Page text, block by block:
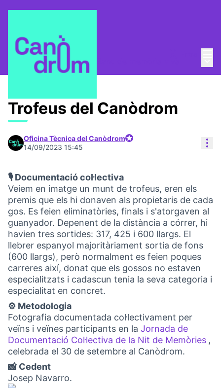
Taula de Memòries / 📸 Banc de memòria viva
Trofeus del Canòdrom
Oficina Tècnica del Canòdrom
14/09/2023 15:45
🎙️ Documentació col·lectiva
Veiem en imatge un munt de trofeus, eren els
premis que els hi donaven als propietaris de cada
gos. Es feien eliminatòries, finals i s'atorgaven al
guanyador. Depenent de la distància a córrer, hi
havien tres sortides: 317, 425 i 600 llargs. El
llebrer espanyol majoritàriament sortia de fons
(600 llargs), però normalment es feien poques
carreres així, donat que els gossos no estaven
especialitzats i cadascun tenia la seva categoria i
especialitat en concret.
⚙️ Metodologia
Fotografia documentada col·lectivament per
veïns i veïnes participants en la Jornada de
Documentació Col·lectiva de la Nit de Memòries ,
celebrada el 30 de setembre al Canòdrom.
📸 Cedent
Josep Navarro.